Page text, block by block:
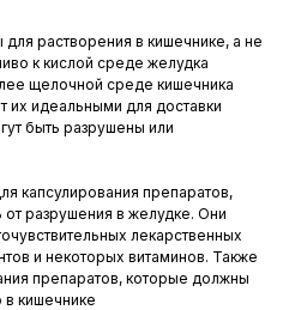
для растворения в кишечнике, а не
к кислой среде желудка
щелочной среде кишечника
их идеальными для доставки
быть разрушены или
капсулирования препаратов,
разрушения в желудке. Они
лекарственных
и некоторых витаминов. Также
препаратов, которые должны
в кишечнике
Галерея
г.
407